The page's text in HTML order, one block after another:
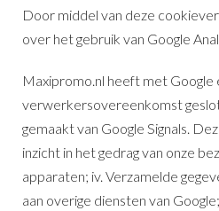
Door middel van deze
over het gebruik van Google
Maxipromo.nl heeft met Google
verwerkersovereenkomst
gemaakt van Google Signals.
inzicht in het gedrag van onze
apparaten; iv. Verzamelde
aan overige diensten van